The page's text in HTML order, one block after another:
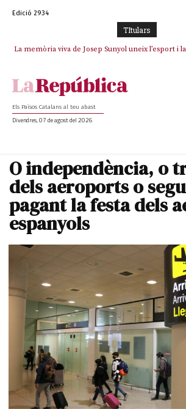
Edició 2934
TItulars
La memòria viva de Josep Sunyol uneix l’esport i
La “dignitat” a mitges de Marc Puigtió: renuncia
Els Països Catalans al teu abast
Divendres, 07 de agost del 2026
O independència, o
dels aeroports o
pagant la festa dels
espanyols